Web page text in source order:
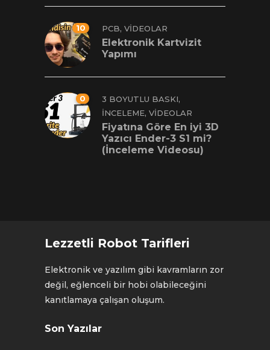
10 PCB, VIDEOLAR
Elektronik Kartvizit
Yapımı
0 3 BOYUTLU BASKI,
İNCELEME, VIDEOLAR
Fiyatına Göre En iyi 3D
Yazıcı Ender-3 S1 mi?
(İnceleme Videosu)
Lezzetli Robot Tarifleri
Elektronik ve yazılım gibi kavramların zor
değil, eğlenceli bir hobi olabileceğini
kanıtlamaya çalışan oluşum.
Son Yazılar